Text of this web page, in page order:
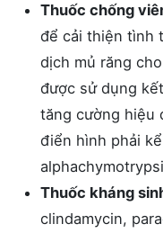
Thuốc chống
để cải thiện tình
dịch mủ răng
được sử dụng
tăng cường hiệu
điển hình phải
Thuốc kháng
clindamycin,